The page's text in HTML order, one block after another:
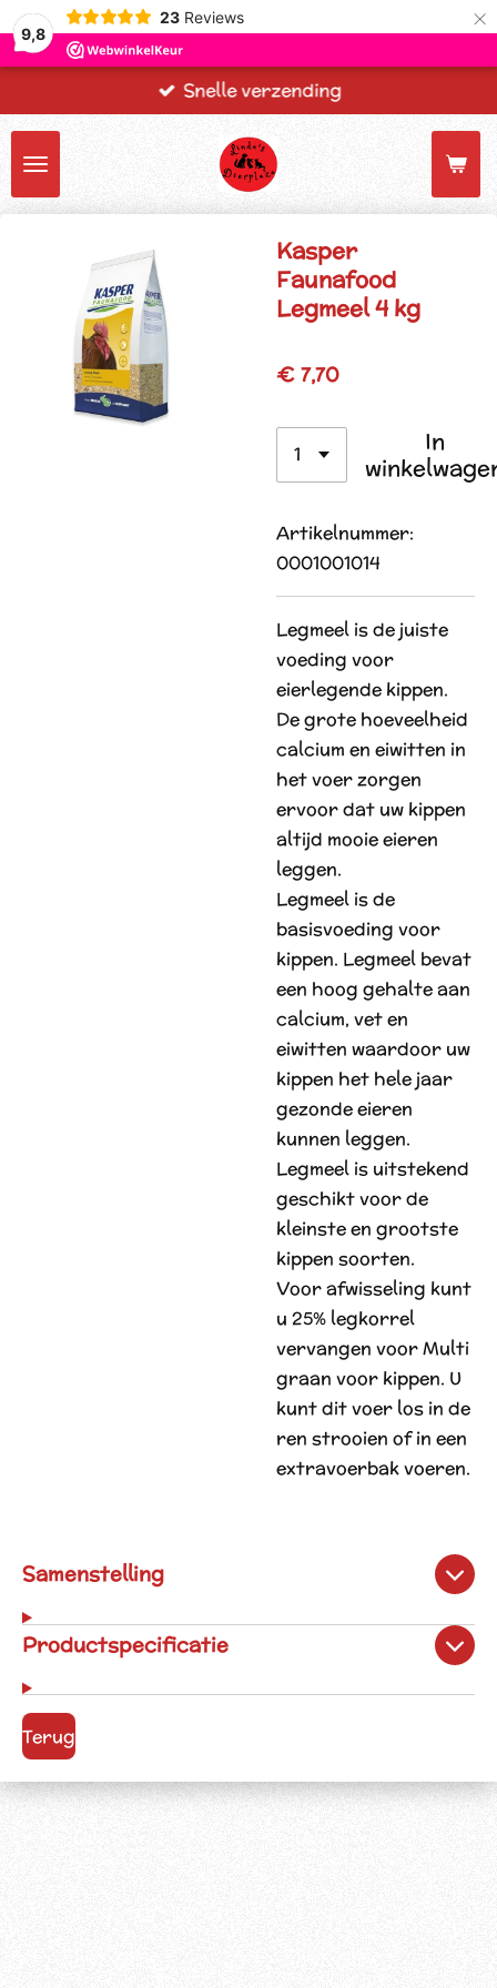
9,8
23 Reviews ×
Snelle verzending
Kasper
Faunafood
Legmeel 4 kg
€ 7,70
In
Artikelnummer:
0001001014
Legmeel is de juiste
voeding voor
eierlegende kippen.
De grote hoeveelheid
calcium en eiwitten in
het voer zorgen
ervoor dat uw kippen
altijd mooie eieren
leggen.
Legmeel is de
basisvoeding voor
kippen. Legmeel bevat
een hoog gehalte aan
calcium, vet en
eiwitten waardoor uw
kippen het hele jaar
gezonde eieren
kunnen leggen.
Legmeel is uitstekend
geschikt voor de
kleinste en grootste
kippen soorten.
Voor afwisseling kunt
u 25% legkorrel
vervangen voor Multi
graan voor kippen. U
kunt dit voer los in de
ren strooien of in een
extravoerbak voeren.
Samenstelling
Productspecificatie
Terug